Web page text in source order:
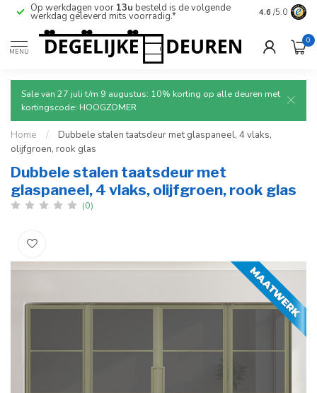
Op werkdagen voor 13u besteld is de volgende
werkdag geleverd mits voorradig.*
Ruim aanbod
deuren.
4.6 /5.0
MENU
0
Sale van 27 juli t/m 9 augustus: 10% korting op alle deuren met
kortingscode: HOOGZOMER
Home /
Dubbele stalen taatsdeur met glaspaneel, 4 vlaks,
olijfgroen, rook glas
Dubbele stalen taatsdeur met
glaspaneel, 4 vlaks, olijfgroen, rook glas
(0)